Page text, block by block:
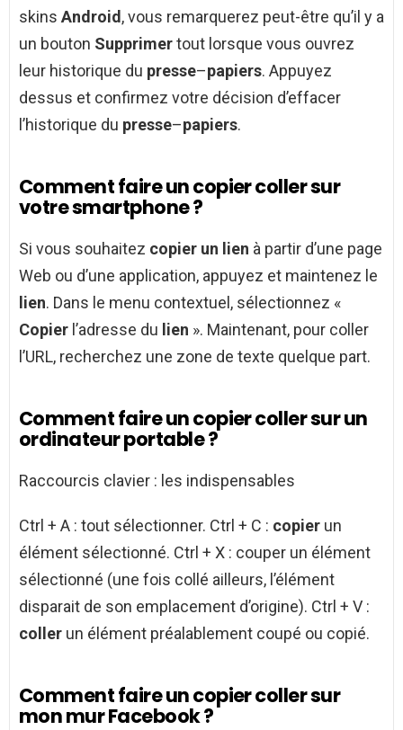
skins Android, vous remarquerez peut-être qu’il y a
un bouton Supprimertout lorsque vous ouvrez
leur historique du presse–papiers. Appuyez
dessus et confirmez votre décision d’effacer
l’historique du presse–papiers.
Comment faire un copier coller sur
votre smartphone ?
Si vous souhaitez copier un lien à partir d’une page
Web ou d’une application, appuyez et maintenez le
lien. Dans le menu contextuel, sélectionnez «
Copier l’adresse du lien ». Maintenant, pour coller
l’URL, recherchez une zone de texte quelque part.
Comment faire un copier coller sur un
ordinateur portable ?
Raccourcis clavier : les indispensables
Ctrl + A : tout sélectionner. Ctrl + C : copier un
élément sélectionné. Ctrl + X : couper un élément
sélectionné (une fois collé ailleurs, l’élément
disparait de son emplacement d’origine). Ctrl + V :
coller un élément préalablement coupé ou copié.
Comment faire un copier coller sur
mon mur Facebook ?